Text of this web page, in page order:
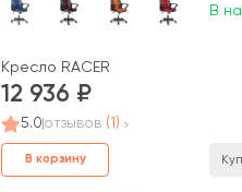
В
Кресло RACER
12 936
5.0 отзывов (1)
В корзину